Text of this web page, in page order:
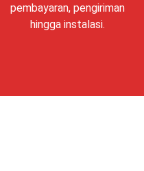
pembayaran, pengiriman
hingga instalasi.